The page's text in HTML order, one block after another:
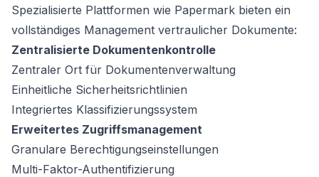
Spezialisierte Plattformen wie Papermark bieten ein
vollständiges Management vertraulicher Dokumente:
Zentralisierte Dokumentenkontrolle
Zentraler Ort für Dokumentenverwaltung
Einheitliche Sicherheitsrichtlinien
Integriertes Klassifizierungssystem
Erweitertes Zugriffsmanagement
Granulare Berechtigungseinstellungen
Multi-Faktor-Authentifizierung